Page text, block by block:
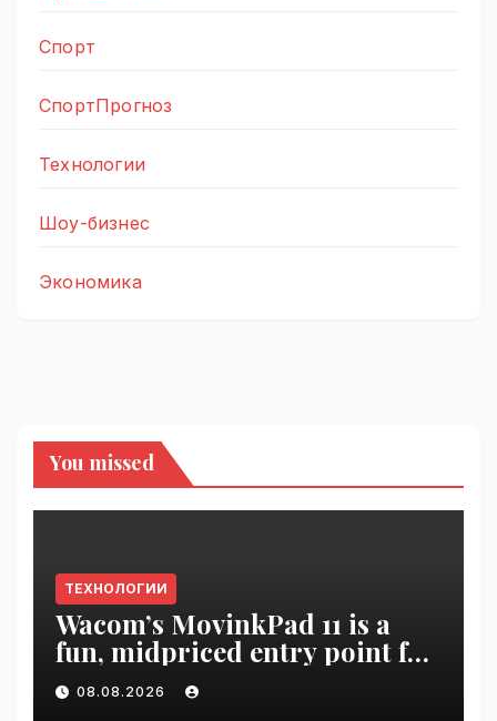
Спорт
СпортПрогноз
Технологии
Шоу-бизнес
Экономика
You missed
ТЕХНОЛОГИИ
Wacom’s MovinkPad 11 is a
fun, midpriced entry point for
digital artists | VseTime.ru
08.08.2026